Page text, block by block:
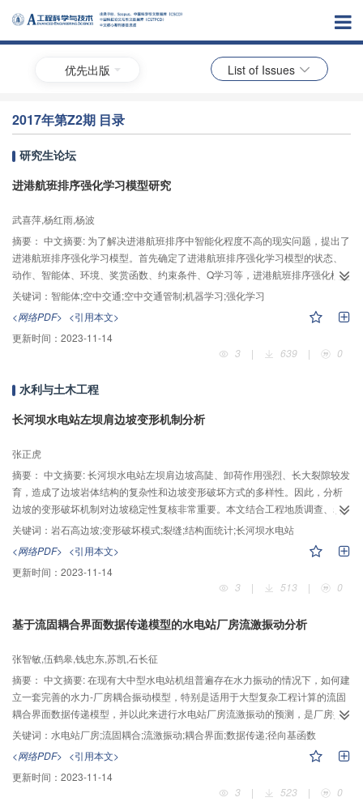
优先出版 List of Issues
2017年第Z2期 目录
研究生论坛
进港航班排序强化学习模型研究
武喜萍,杨红雨,杨波
摘要： 中文摘要: 为了解决进港航班排序中智能化程度不高的现实问题，提出了
进港航班排序强化学习模型。首先确定了进港航班排序强化学习模型的状态、
动作、智能体、环境、奖赏函数、约束条件、Q学习等，进港航班排序强化模型
中的状态是各进港航班的到达时刻，动作是对航班到达时间的调整，智能体对
航班的到达时刻进行调整，环境对动作做出反应，一个新的到达时间和奖赏值
传给智能体。奖赏函数考虑了延误时间、经济成本、对后续航班的影响。该模
型考虑了航班不能提前降落，分配的到达时间不早于计划的到达时间，进港航
班流量不能超过机场的到达容量值等约束条件。使用双流机场进港航班数据对
间、延误成本、后续航班延误成本和奖赏值。先到先服务算法的奖赏函数值为
3164，强化学习算法的奖赏函数为2880，强化学习模型更优。模型中奖惩函数
的评价指标、权重、约束条件可以根据管制工作实际情况进行设置，该模型可
关键词： 智能体;空中交通;空中交通管制;机器学习;强化学习
<网络PDF> <引用本文>
更新时间： 2023-11-14
3
| 639 | 0
水利与土木工程
长河坝水电站左坝肩边坡变形机制分析
张正虎
摘要： 中文摘要: 长河坝水电站左坝肩边坡高陡、卸荷作用强烈、长大裂隙较发
育，造成了边坡岩体结构的复杂性和边坡变形破坏方式的多样性。因此，分析
边坡的变形破坏机制对边坡稳定性复核非常重要。本文结合工程地质调查、岩
体结构特征和监测资料，对边坡进行了结构面统计和岩体分区，分析了裂缝成
因和边坡的变形破坏模式。下部边坡爆破开挖使fz-15断层及其下盘压缩变形，
上盘岩体下沉；边坡沿J6组结构面产生剪切滑移变形，上部岩体沿J3组结构面
产生拉裂，沿J2结构面产生倾倒变形，产生了各种方向的裂缝。边坡变形破坏
模式主要为滑移—拉裂破坏和倾倒—拉裂破坏。采用针对性支护措施后，裂缝
关键词： 岩石高边坡;变形破坏模式;裂缝;结构面统计;长河坝水电站
<网络PDF> <引用本文>
更新时间： 2023-11-14
3
| 513 | 0
基于流固耦合界面数据传递模型的水电站厂房流激振动分析
张智敏,伍鹤皋,钱忠东,苏凯,石长征
摘要： 中文摘要: 在现有大中型水电站机组普遍存在水力振动的情况下，如何建
立一套完善的水力-厂房耦合振动模型，特别是适用于大型复杂工程计算的流固
耦合界面数据传递模型，并以此来进行水电站厂房流激振动的预测，是厂房振
动方面亟待研究的课题。 本文探讨了国内外常用的几种流固耦合数据传递插值
算法的优劣，将近年来在航空、地形学、医学等领域广泛应用的C2紧支径向基
函数插值方法进行了优化与改进，改善了该插值方法存在的精度和效率之间的
平衡问题，并基于此建立了厂房流固耦合数据传递模型，进行了水电站厂房流
激振动分析。 分析结果表明，当流体网格数远大于结构网格数时（5倍以上），
关键词： 水电站厂房;流固耦合;流激振动;耦合界面;数据传递;径向基函数
<网络PDF> <引用本文>
更新时间： 2023-11-14
3
| 523 | 0